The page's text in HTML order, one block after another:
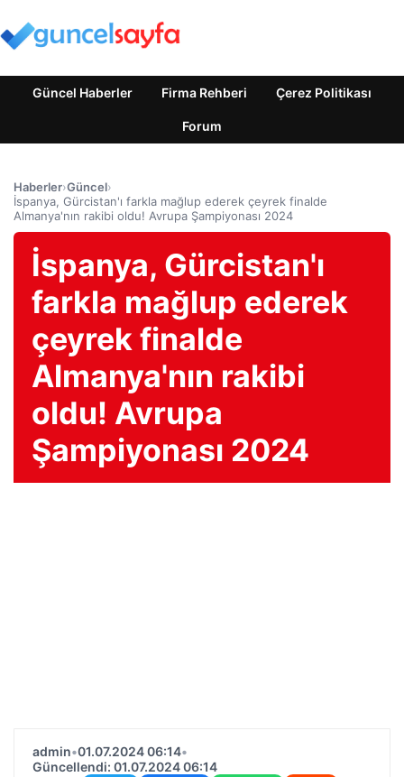
Güncel Haberler Firma Rehberi Çerez Politikası
Forum
Haberler›Güncel›
İspanya, Gürcistan'ı farkla mağlup ederek çeyrek finalde
Almanya'nın rakibi oldu! Avrupa Şampiyonası 2024
İspanya, Gürcistan'ı
farkla mağlup ederek
çeyrek finalde
Almanya'nın rakibi
oldu! Avrupa
Şampiyonası 2024
admin•01.07.2024 06:14•
Güncellendi: 01.07.2024 06:14